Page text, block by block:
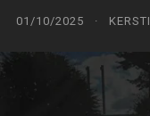
01/10/2025 ·